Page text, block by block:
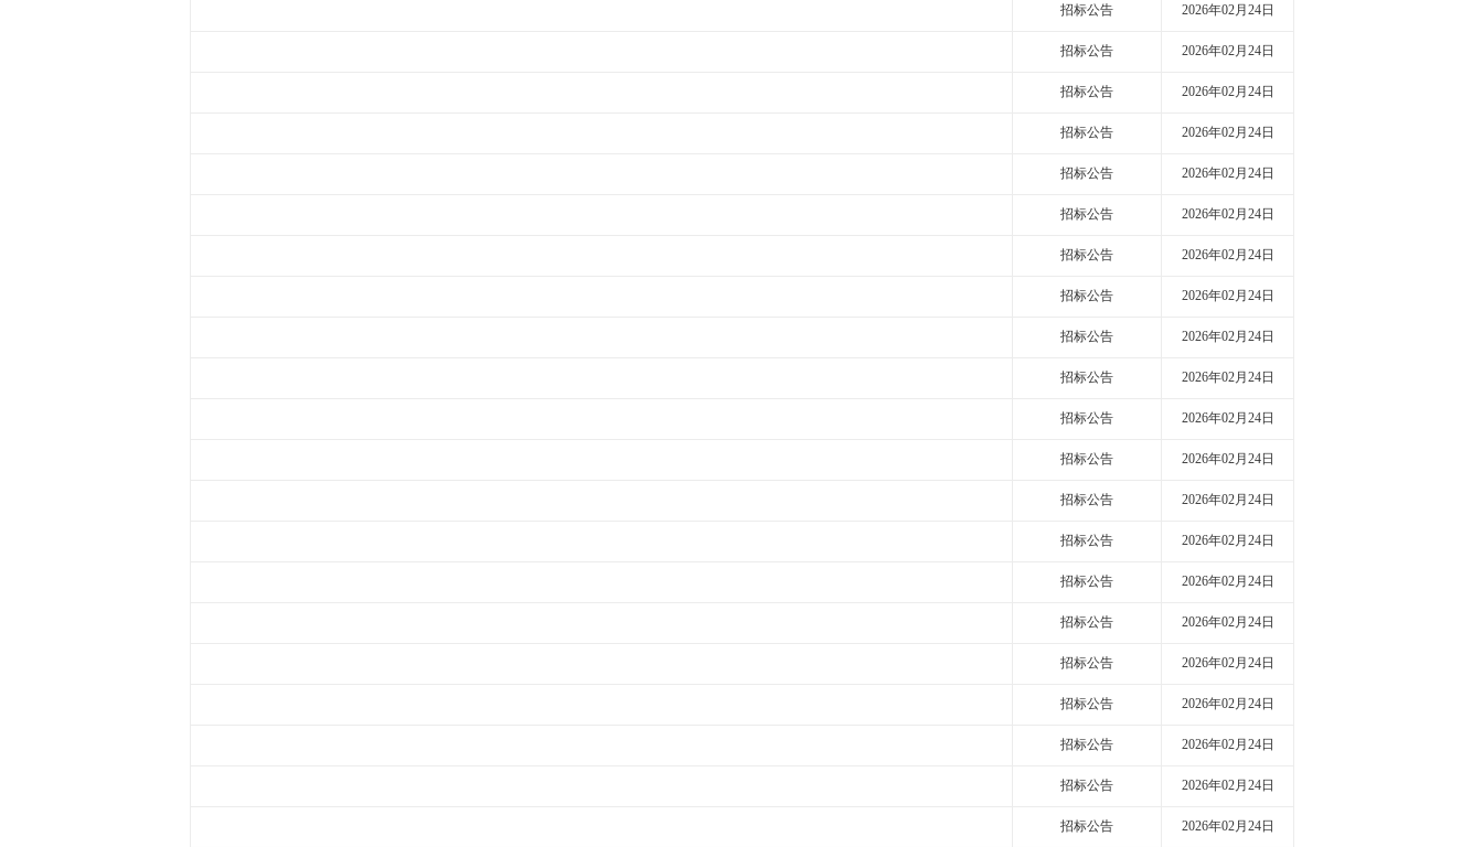
招标公告 2026年02月24日
招标公告 2026年02月24日
招标公告 2026年02月24日
招标公告 2026年02月24日
招标公告 2026年02月24日
招标公告 2026年02月24日
招标公告 2026年02月24日
招标公告 2026年02月24日
招标公告 2026年02月24日
招标公告 2026年02月24日
招标公告 2026年02月24日
招标公告 2026年02月24日
招标公告 2026年02月24日
招标公告 2026年02月24日
招标公告 2026年02月24日
招标公告 2026年02月24日
招标公告 2026年02月24日
招标公告 2026年02月24日
招标公告 2026年02月24日
招标公告 2026年02月24日
招标公告 2026年02月24日